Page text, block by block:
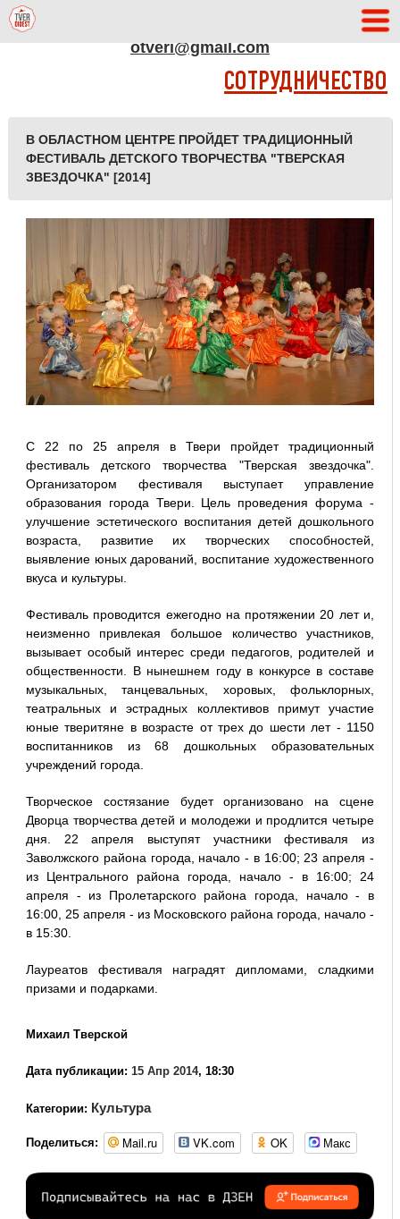
otveri@gmail.com
СОТРУДНИЧЕСТВО
В ОБЛАСТНОМ ЦЕНТРЕ ПРОЙДЕТ ТРАДИЦИОННЫЙ
ФЕСТИВАЛЬ ДЕТСКОГО ТВОРЧЕСТВА "ТВЕРСКАЯ
ЗВЕЗДОЧКА" [2014]
С 22 по 25 апреля в Твери пройдет традиционный
фестиваль детского творчества "Тверская звездочка".
Организатором фестиваля выступает управление
образования города Твери. Цель проведения форума -
улучшение эстетического воспитания детей дошкольного
возраста, развитие их творческих способностей,
выявление юных дарований, воспитание художественного
вкуса и культуры.
Фестиваль проводится ежегодно на протяжении 20 лет и,
неизменно привлекая большое количество участников,
вызывает особый интерес среди педагогов, родителей и
общественности. В нынешнем году в конкурсе в составе
музыкальных, танцевальных, хоровых, фольклорных,
театральных и эстрадных коллективов примут участие
юные тверитяне в возрасте от трех до шести лет - 1150
воспитанников из 68 дошкольных образовательных
учреждений города.
Творческое состязание будет организовано на сцене
Дворца творчества детей и молодежи и продлится четыре
дня. 22 апреля выступят участники фестиваля из
Заволжского района города, начало - в 16:00; 23 апреля -
из Центрального района города, начало - в 16:00; 24
апреля - из Пролетарского района города, начало - в
16:00, 25 апреля - из Московского района города, начало -
в 15:30.
Лауреатов фестиваля наградят дипломами, сладкими
призами и подарками.
Михаил Тверской
Дата публикации: 15 Апр 2014, 18:30
Категории: Культура
Поделиться: Mail.ru VK.com OK Макс